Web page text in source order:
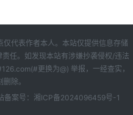
代表作者本人。本站仅提供信息存储
任。如发现本站有涉嫌抄袭侵权/违法
更换为@) 举报，一经查实，
除。
案号： 湘ICP备2024096459号-1